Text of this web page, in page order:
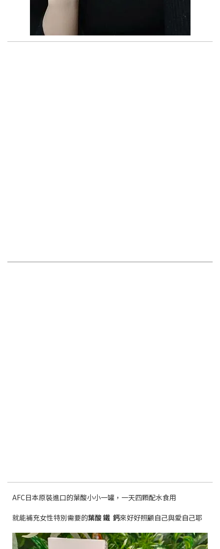
AFC日本原裝進口的葉酸小小一罐，一天四顆配水食用
就能補充女性特別需要的葉酸 鐵 鈣來好好照顧自己與愛自己耶